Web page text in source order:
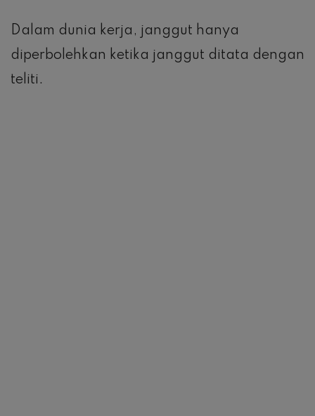
Dalam dunia kerja, janggut hanya
diperbolehkan ketika janggut ditata dengan
teliti.